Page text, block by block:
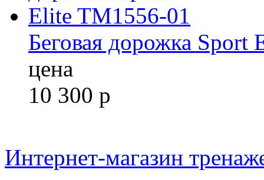
Беговая дорожка Sport
цена
10 300 р
Интернет-магазин